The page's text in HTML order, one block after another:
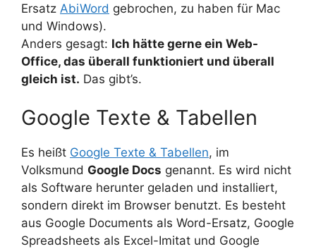
Ersatz AbiWord gebrochen, zu haben für Mac
und Windows).
Anders gesagt: Ich hätte gerne ein Web-
Office, das überall funktioniert und überall
gleich ist. Das gibt’s.
Google Texte & Tabellen
Es heißt Google Texte & Tabellen, im
Volksmund Google Docs genannt. Es wird nicht
als Software herunter geladen und installiert,
sondern direkt im Browser benutzt. Es besteht
aus Google Documents als Word-Ersatz, Google
Spreadsheets als Excel-Imitat und Google